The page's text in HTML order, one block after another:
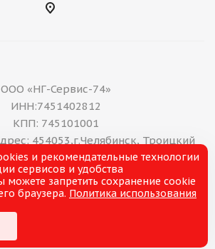
ООО «НГ-Сервис-74»
ИНН:7451402812
КПП: 745101001
454053,г.Челябинск, Троицкий
11 А, нежилое помещение 16
office@ng-servis.ru
8(351)211-21-07
и рекомендательные технологии
сервисов и удобства
можете запретить сохранение cookie
браузера. Политика использования